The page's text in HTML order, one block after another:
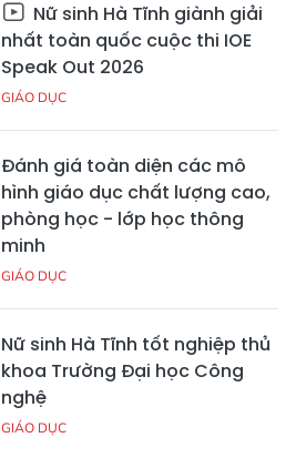
Nữ sinh Hà Tĩnh giành giải
nhất toàn quốc cuộc thi IOE
Speak Out 2026
GIÁO DỤC
Đánh giá toàn diện các mô
hình giáo dục chất lượng cao,
phòng học - lớp học thông
minh
GIÁO DỤC
Nữ sinh Hà Tĩnh tốt nghiệp thủ
khoa Trường Đại học Công
nghệ
GIÁO DỤC